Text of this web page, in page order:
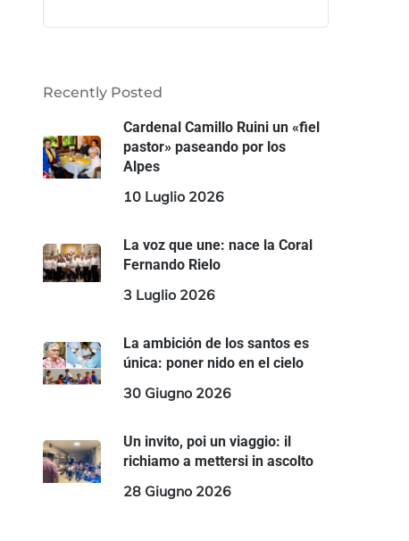
Recently Posted
Cardenal Camillo Ruini un «fiel
pastor» paseando por los
Alpes
10 Luglio 2026
La voz que une: nace la Coral
Fernando Rielo
3 Luglio 2026
La ambición de los santos es
única: poner nido en el cielo
30 Giugno 2026
Un invito, poi un viaggio: il
richiamo a mettersi in ascolto
28 Giugno 2026